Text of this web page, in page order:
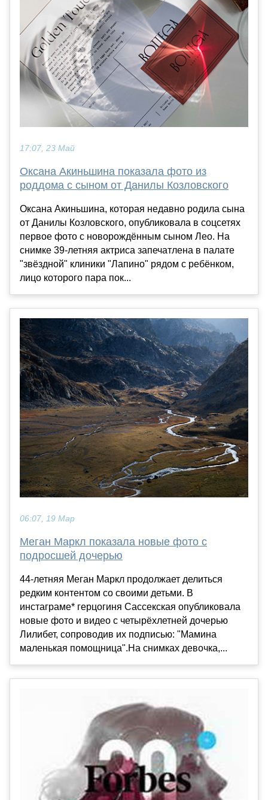
17:07, 23 Май
Оксана Акиньшина показала фото из
роддома с сыном от Данилы Козловского
Оксана Акиньшина, которая недавно родила сына
от Данилы Козловского, опубликовала в соцсетях
первое фото с новорождённым сыном Лео. На
снимке 39-летняя актриса запечатлена в палате
"звёздной" клиники "Лапино" рядом с ребёнком,
лицо которого пара пок...
06:07, 19 Мар
Меган Маркл показала новые фото с
подросшей дочерью
44-летняя Меган Маркл продолжает делиться
редким контентом со своими детьми. В
инстаграме* герцогиня Сассекская опубликовала
новые фото и видео с четырёхлетней дочерью
Лилибет, сопроводив их подписью: "Мамина
маленькая помощница".На снимках девочка,...